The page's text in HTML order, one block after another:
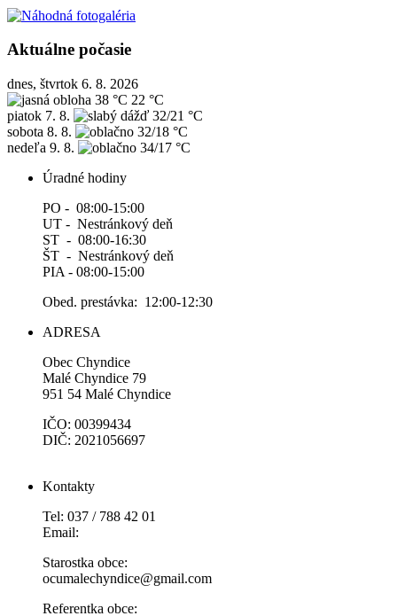
Aktuálne počasie
dnes, štvrtok 6. 8. 2026
38 °C 22 °C
piatok 7. 8.
32/21 °C
sobota 8. 8.
32/18 °C
nedeľa 9. 8.
34/17 °C
Úradné hodiny
PO - 08:00-15:00
UT - Nestránkový deň
ST - 08:00-16:30
ŠT - Nestránkový deň
PIA - 08:00-15:00
Obed. prestávka: 12:00-12:30
ADRESA
Obec Chyndice
Malé Chyndice 79
951 54 Malé Chyndice
IČO: 00399434
DIČ: 2021056697
Kontakty
Tel: 037 / 788 42 01
Email:
Starostka obce:
ocumalechyndice@gmail.com
Referentka obce: